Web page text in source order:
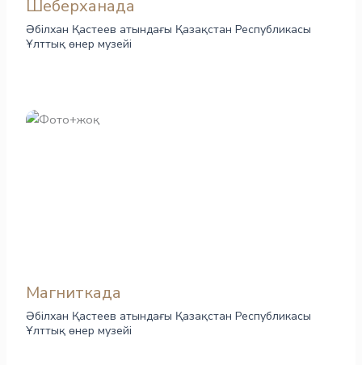
Шеберханада
Әбілхан Қастеев атындағы Қазақстан Республикасы
Ұлттық өнер музейі
Магниткада
Әбілхан Қастеев атындағы Қазақстан Республикасы
Ұлттық өнер музейі